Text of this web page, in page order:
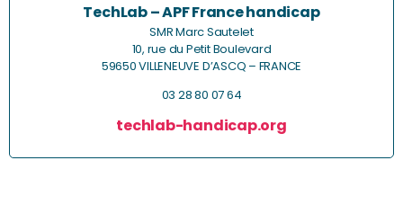
TechLab – APF France handicap
SMR Marc Sautelet
10, rue du Petit Boulevard
59650 VILLENEUVE D’ASCQ – FRANCE
03 28 80 07 64
techlab-handicap.org